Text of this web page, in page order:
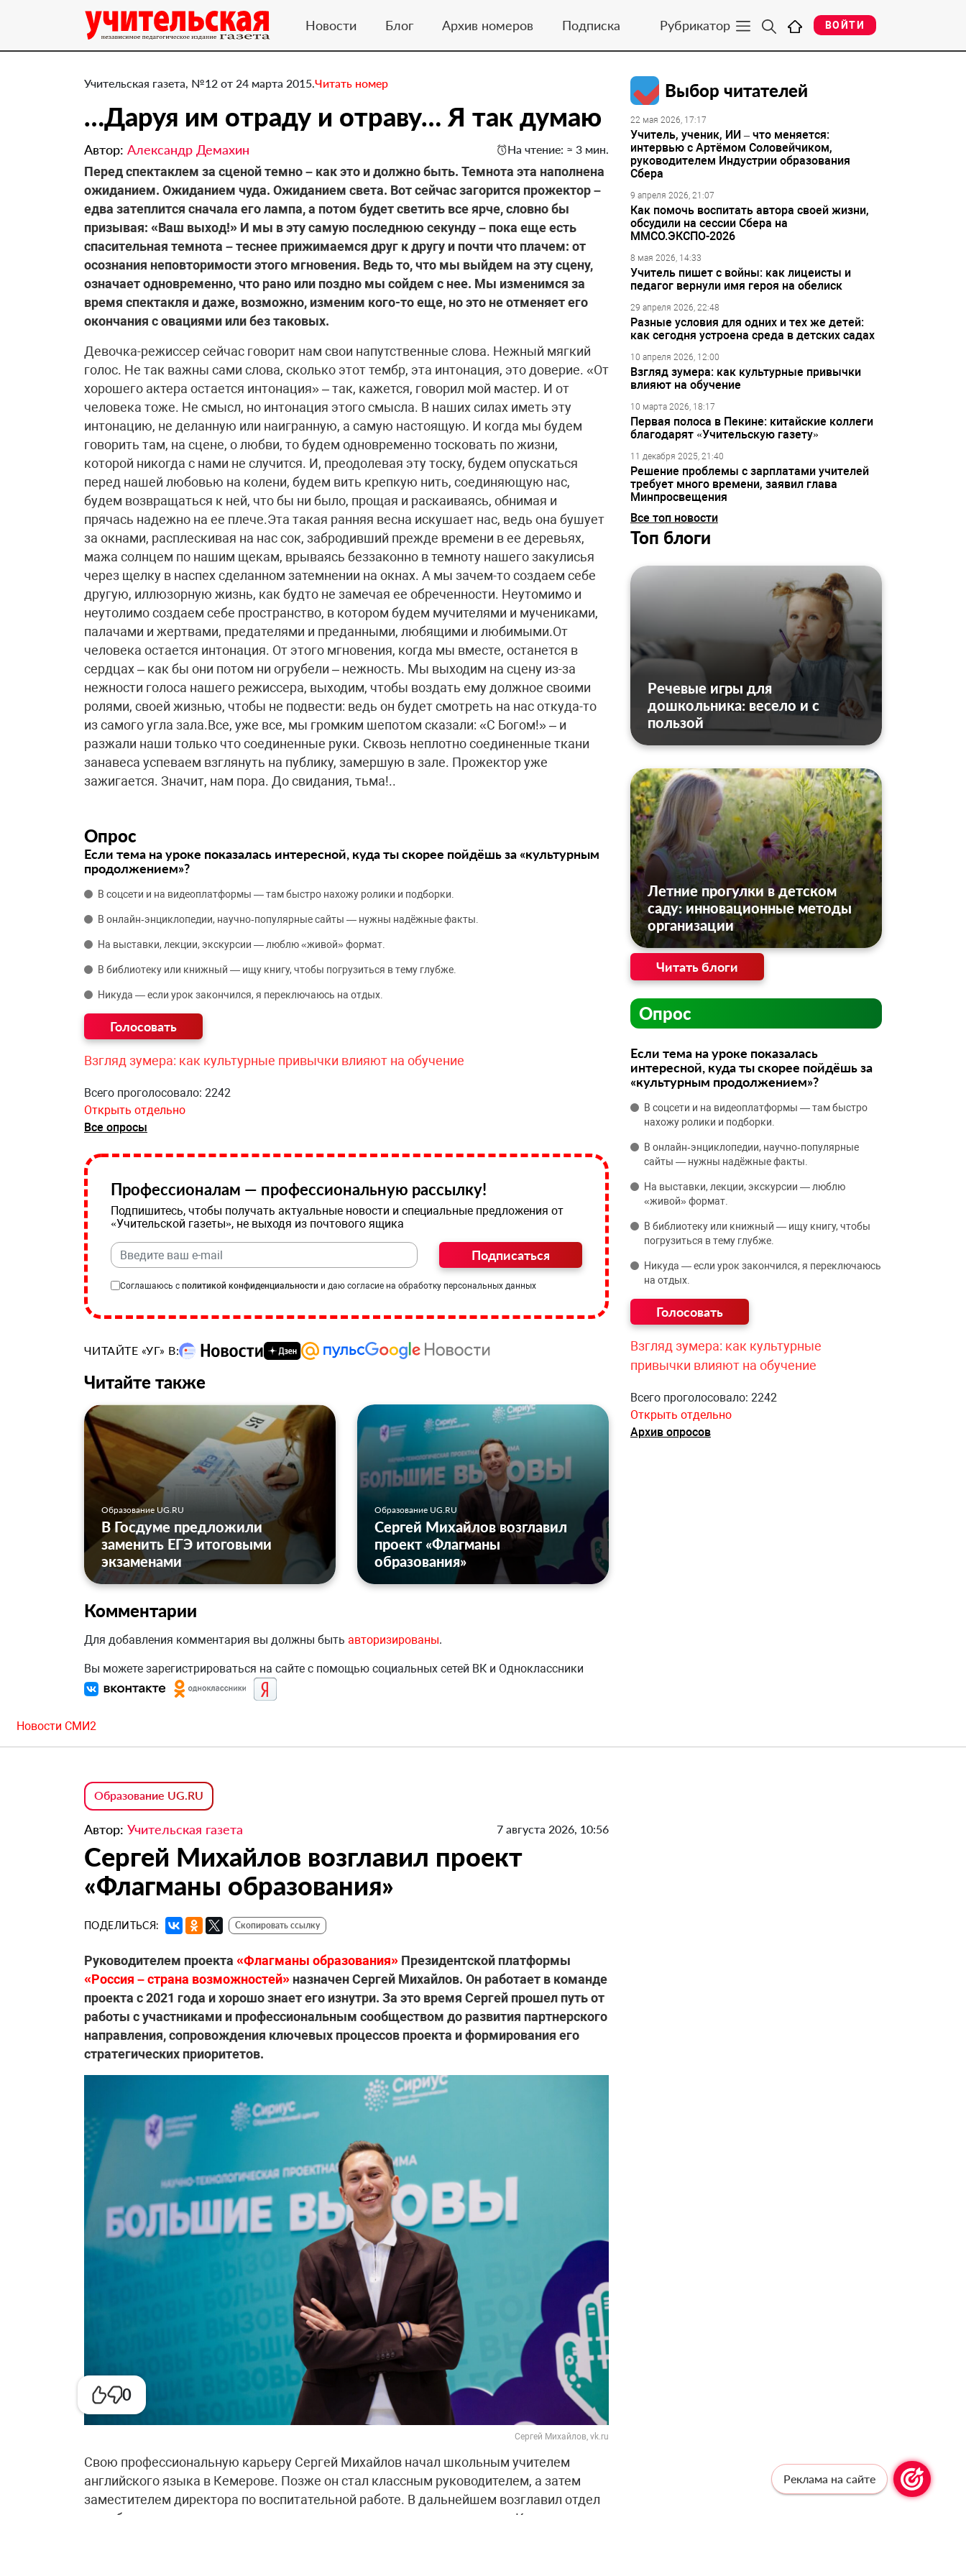
Новости Блог Архив номеров Подписка Рубрикатор ВОЙТИ
0
Учительская газета, №12 от 24 марта 2015.Читать номер
…Даруя им отраду и отраву… Я так думаю
Автор: Александр Демахин На чтение: ≈ 3 мин.
​Перед спектаклем за сценой темно – как это и должно быть. Темнота эта наполнена
ожиданием. Ожиданием чуда. Ожиданием света. Вот сейчас загорится прожектор –
едва затеплится сначала его лампа, а потом будет светить все ярче, словно бы
призывая: «Ваш выход!» И мы в эту самую последнюю секунду – пока еще есть
спасительная темнота – теснее прижимаемся друг к другу и почти что плачем: от
осознания неповторимости этого мгновения. Ведь то, что мы выйдем на эту сцену,
означает одновременно, что рано или поздно мы сойдем с нее. Мы изменимся за
время спектакля и даже, возможно, изменим кого-то еще, но это не отменяет его
окончания с овациями или без таковых.
Девочка-режиссер сейчас говорит нам свои напутственные слова. Нежный мягкий
голос. Не так важны сами слова, сколько этот тембр, эта интонация, это доверие. «От
хорошего актера остается интонация» – так, кажется, говорил мой мастер. И от
человека тоже. Не смысл, но интонация этого смысла. В наших силах иметь эту
интонацию, не деланную или наигранную, а самую настоящую. И когда мы будем
говорить там, на сцене, о любви, то будем одновременно тосковать по жизни,
которой никогда с нами не случится. И, преодолевая эту тоску, будем опускаться
перед нашей любовью на колени, будем вить крепкую нить, соединяющую нас,
будем возвращаться к ней, что бы ни было, прощая и раскаиваясь, обнимая и
прячась надежно на ее плече.Эта такая ранняя весна искушает нас, ведь она бушует
за окнами, расплескивая на нас сок, забродивший прежде времени в ее деревьях,
мажа солнцем по нашим щекам, врываясь беззаконно в темноту нашего закулисья
через щелку в наспех сделанном затемнении на окнах. А мы зачем-то создаем себе
другую, иллюзорную жизнь, как будто не замечая ее обреченности. Неутомимо и
неутолимо создаем себе пространство, в котором будем мучителями и мучениками,
палачами и жертвами, предателями и преданными, любящими и любимыми.От
человека остается интонация. От этого мгновения, когда мы вместе, останется в
сердцах – как бы они потом ни огрубели – нежность. Мы выходим на сцену из-за
нежности голоса нашего режиссера, выходим, чтобы воздать ему должное своими
ролями, своей жизнью, чтобы не подвести: ведь он будет смотреть на нас откуда-то
из самого угла зала.Все, уже все, мы громким шепотом сказали: «С Богом!» – и
разжали наши только что соединенные руки. Сквозь неплотно соединенные ткани
занавеса успеваем взглянуть на публику, замершую в зале. Прожектор уже
зажигается. Значит, нам пора. До свидания, тьма!..
Опрос
Если тема на уроке показалась интересной, куда ты скорее пойдёшь за «культурным
продолжением»?
В соцсети и на видеоплатформы — там быстро нахожу ролики и подборки.
В онлайн‑энциклопедии, научно‑популярные сайты — нужны надёжные факты.
На выставки, лекции, экскурсии — люблю «живой» формат.
В библиотеку или книжный — ищу книгу, чтобы погрузиться в тему глубже.
Никуда — если урок закончился, я переключаюсь на отдых.
Взгляд зумера: как культурные привычки влияют на обучение
Всего проголосовало: 2242
Открыть отдельно
Все опросы
Профессионалам — профессиональную рассылку!
Подпишитесь, чтобы получать актуальные новости и специальные предложения от
«Учительской газеты», не выходя из почтового ящика
Подписаться
Соглашаюсь с политикой конфиденциальности и даю согласие на обработку персональных данных
ЧИТАЙТЕ «УГ» В:
Читайте также
Образование UG.RU
В Госдуме предложили
заменить ЕГЭ итоговыми
экзаменами
Образование UG.RU
Сергей Михайлов возглавил
проект «Флагманы
образования»
Комментарии
Для добавления комментария вы должны быть авторизированы.
Вы можете зарегистрироваться на сайте с помощью социальных сетей ВК и Одноклассники
Выбор читателей
22 мая 2026, 17:17
Учитель, ученик, ИИ – что меняется:
интервью с Артёмом Соловейчиком,
руководителем Индустрии образования
Сбера
9 апреля 2026, 21:07
Как помочь воспитать автора своей жизни,
обсудили на сессии Сбера на
ММСО.ЭКСПО-2026
8 мая 2026, 14:33
Учитель пишет с войны: как лицеисты и
педагог вернули имя героя на обелиск
29 апреля 2026, 22:48
Разные условия для одних и тех же детей:
как сегодня устроена среда в детских садах
10 апреля 2026, 12:00
Взгляд зумера: как культурные привычки
влияют на обучение
10 марта 2026, 18:17
Первая полоса в Пекине: китайские коллеги
благодарят «Учительскую газету»
11 декабря 2025, 21:40
Решение проблемы с зарплатами учителей
требует много времени, заявил глава
Минпросвещения
Все топ новости
Топ блоги
Речевые игры для
дошкольника: весело и с
пользой
Летние прогулки в детском
саду: инновационные методы
организации
Читать блоги
Опрос
Если тема на уроке показалась
интересной, куда ты скорее пойдёшь за
«культурным продолжением»?
В соцсети и на видеоплатформы — там быстро
нахожу ролики и подборки.
В онлайн‑энциклопедии, научно‑популярные
сайты — нужны надёжные факты.
На выставки, лекции, экскурсии — люблю
«живой» формат.
В библиотеку или книжный — ищу книгу, чтобы
погрузиться в тему глубже.
Никуда — если урок закончился, я переключаюсь
на отдых.
Взгляд зумера: как культурные
привычки влияют на обучение
Всего проголосовало: 2242
Открыть отдельно
Архив опросов
Новости СМИ2
Образование UG.RU
Автор: Учительская газета 7 августа 2026, 10:56
Сергей Михайлов возглавил проект
«Флагманы образования»
ПОДЕЛИТЬСЯ: Скопировать ссылку
Руководителем проекта «Флагманы образования» Президентской платформы
«Россия – страна возможностей» назначен Сергей Михайлов. Он работает в команде
проекта с 2021 года и хорошо знает его изнутри. За это время Сергей прошел путь от
работы с участниками и профессиональным сообществом до развития партнерского
направления, сопровождения ключевых процессов проекта и формирования его
стратегических приоритетов.
Сергей Михайлов, vk.ru
Свою профессиональную карьеру Сергей Михайлов начал школьным учителем
английского языка в Кемерове. Позже он стал классным руководителем, а затем
заместителем директора по воспитательной работе. В дальнейшем возглавил отдел
по работе с одаренными детьми научно-методического центра города Кемерова.
Реклама на сайте